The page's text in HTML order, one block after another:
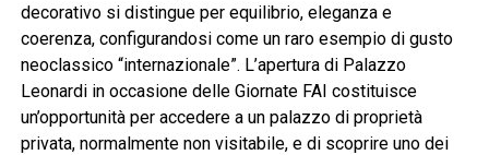
decorativo si distingue per equilibrio, eleganza e
coerenza, configurandosi come un raro esempio di gusto
neoclassico “internazionale”. L’apertura di Palazzo
Leonardi in occasione delle Giornate FAI costituisce
un’opportunità per accedere a un palazzo di proprietà
privata, normalmente non visitabile, e di scoprire uno dei